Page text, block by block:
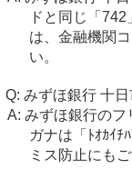
ドと同じ「
は、金融機関
い。
みずほ銀行 十
みずほ銀行のフ
ガナは「ﾄｵｶｲﾁ
ミス防止にも